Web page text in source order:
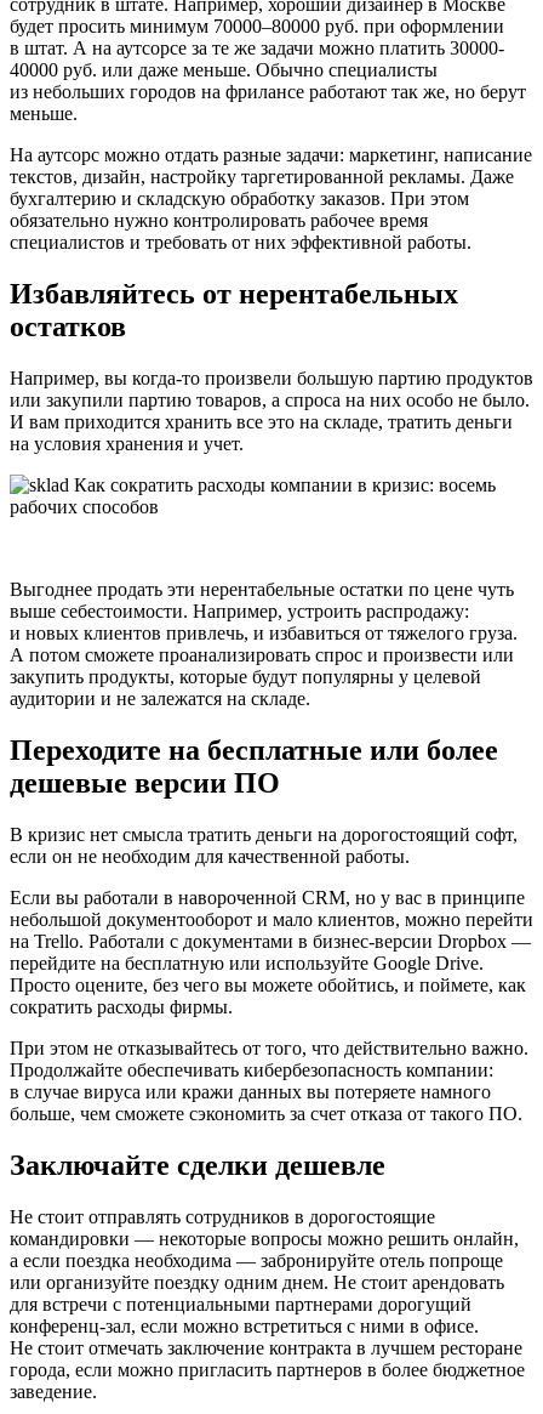
сотрудник в штате. Например, хороший дизайнер в Москве
будет просить минимум 70000–80000 руб. при оформлении
в штат. А на аутсорсе за те же задачи можно платить 30000-
40000 руб. или даже меньше. Обычно специалисты
из небольших городов на фрилансе работают так же, но берут
меньше.
На аутсорс можно отдать разные задачи: маркетинг, написание
текстов, дизайн, настройку таргетированной рекламы. Даже
бухгалтерию и складскую обработку заказов. При этом
обязательно нужно контролировать рабочее время
специалистов и требовать от них эффективной работы.
Избавляйтесь от нерентабельных
остатков
Например, вы когда-то произвели большую партию продуктов
или закупили партию товаров, а спроса на них особо не было.
И вам приходится хранить все это на складе, тратить деньги
на условия хранения и учет.
Выгоднее продать эти нерентабельные остатки по цене чуть
выше себестоимости. Например, устроить распродажу:
и новых клиентов привлечь, и избавиться от тяжелого груза.
А потом сможете проанализировать спрос и произвести или
закупить продукты, которые будут популярны у целевой
аудитории и не залежатся на складе.
Переходите на бесплатные или более
дешевые версии ПО
В кризис нет смысла тратить деньги на дорогостоящий софт,
если он не необходим для качественной работы.
Если вы работали в навороченной CRM, но у вас в принципе
небольшой документооборот и мало клиентов, можно перейти
на Trello. Работали с документами в бизнес-версии Dropbox —
перейдите на бесплатную или используйте Google Drive.
Просто оцените, без чего вы можете обойтись, и поймете, как
сократить расходы фирмы.
При этом не отказывайтесь от того, что действительно важно.
Продолжайте обеспечивать кибербезопасность компании:
в случае вируса или кражи данных вы потеряете намного
больше, чем сможете сэкономить за счет отказа от такого ПО.
Заключайте сделки дешевле
Не стоит отправлять сотрудников в дорогостоящие
командировки — некоторые вопросы можно решить онлайн,
а если поездка необходима — забронируйте отель попроще
или организуйте поездку одним днем. Не стоит арендовать
для встречи с потенциальными партнерами дорогущий
конференц-зал, если можно встретиться с ними в офисе.
Не стоит отмечать заключение контракта в лучшем ресторане
города, если можно пригласить партнеров в более бюджетное
заведение.